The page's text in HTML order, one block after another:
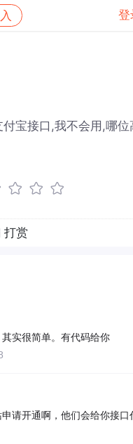
登
宝接口,我不会用,哪位
打赏
实很简单。有代码给你
请开通啊，他们会给你接口